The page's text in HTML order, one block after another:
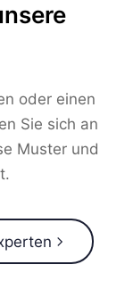
oder einen
Sie sich an
Muster und